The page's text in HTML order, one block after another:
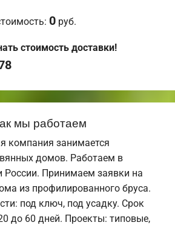
0 руб.
стоимость доставки!
мы работаем
компания занимается
домов. Работаем в
России. Принимаем заявки на
из профилированного бруса.
под ключ, под усадку. Срок
до 60 дней. Проекты: типовые,